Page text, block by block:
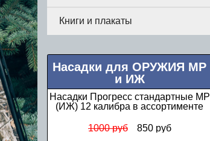
Книги и плакаты
Насадки для ОРУЖИЯ МР
и ИЖ
Насадки Прогресс стандартные МР
(ИЖ) 12 калибра в ассортименте
1000 руб 850 руб